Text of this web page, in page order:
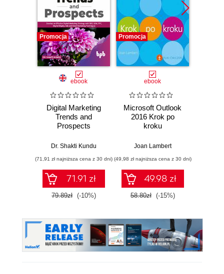
Promocja
ebook
Digital Marketing
Trends and
Prospects
Dr. Shakti Kundu
(71,91 zł najniższa cena z 30 dni)
71.91 zł
79.89zł (-10%)
Promocja
ebook
Microsoft Outlook
2016 Krok po
kroku
Joan Lambert
(49,98 zł najniższa cena z 30 dni)
49.98 zł
58.80zł (-15%)